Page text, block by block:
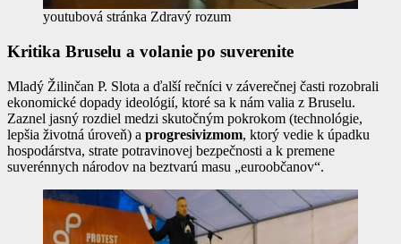
youtubová stránka Zdravý rozum
Kritika Bruselu a volanie po suverenite
Mladý Žilinčan P. Slota a ďalší rečníci v záverečnej časti rozobrali
ekonomické dopady ideológií, ktoré sa k nám valia z Bruselu.
Zaznel jasný rozdiel medzi skutočným pokrokom (technológie,
lepšia životná úroveň) a progresivizmom, ktorý vedie k úpadku
hospodárstva, strate potravinovej bezpečnosti a k premene
suverénnych národov na beztvarú masu „euroobčanov“.